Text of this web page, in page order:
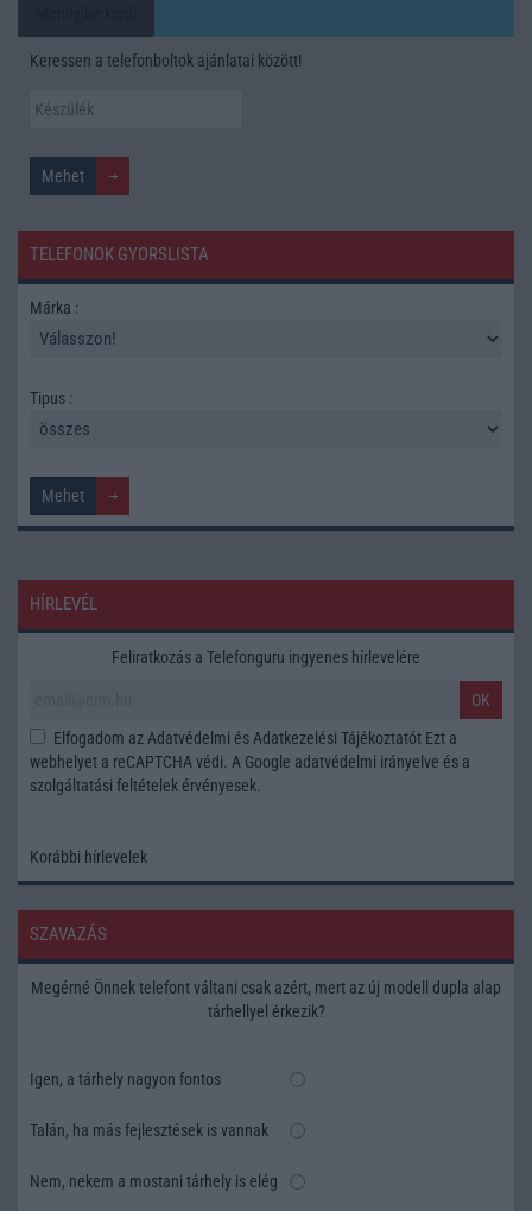
Keressen a telefonboltok ajánlatai között!
TELEFONOK GYORSLISTA
Márka :
Tipus :
HÍRLEVÉL
Feliratkozás a Telefonguru ingyenes hírlevelére
OK
Elfogadom azAdatvédelmi és Adatkezelési Tájékoztatót Ezt a
webhelyet a reCAPTCHA védi. A Google adatvédelmi irányelve és a
szolgáltatási feltételek érvényesek.
Korábbi hírlevelek
SZAVAZÁS
Megérné Önnek telefont váltani csak azért, mert az új modell dupla alap
tárhellyel érkezik?
Igen, a tárhely nagyon fontos
Talán, ha más fejlesztések is vannak
Nem, nekem a mostani tárhely is elég